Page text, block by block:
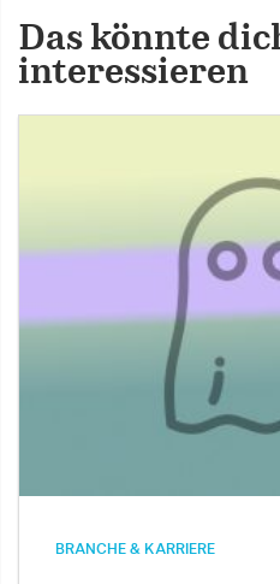
Das könnte
interessieren
BRANCHE & KARRIERE